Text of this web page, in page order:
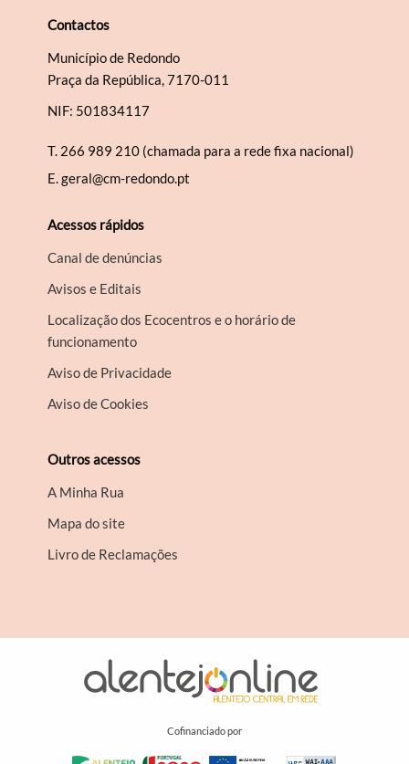
Contactos
Município de Redondo
Praça da República, 7170-011
NIF: 501834117
T. 266 989 210 (chamada para a rede fixa nacional)
E.geral@cm-redondo.pt
Acessos rápidos
Canal de denúncias
Avisos e Editais
Localização dos Ecocentros e o horário de
funcionamento
Aviso de Privacidade
Aviso de Cookies
Outros acessos
A Minha Rua
Mapa do site
Livro de Reclamações
Cofinanciado por